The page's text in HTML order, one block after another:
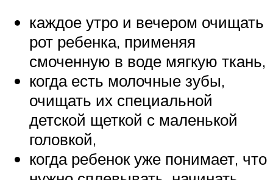
каждое утро и вечером очищать
рот ребенка, применяя
смоченную в воде мягкую ткань,
когда есть молочные зубы,
очищать их специальной
детской щеткой с маленькой
головкой,
когда ребенок уже понимает, что